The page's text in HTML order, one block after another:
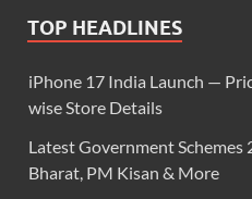
TOP HEADLINES
iPhone 17 India Launch —
wise Store Details
Latest Government Schemes
Bharat, PM Kisan & More